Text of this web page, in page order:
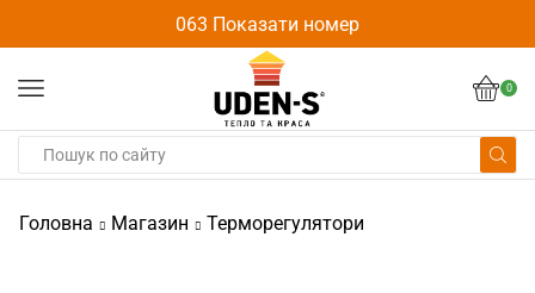
063 Показати номер
0
Головна Магазин Терморегулятори